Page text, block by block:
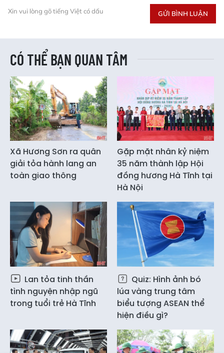
Xin vui lòng gõ tiếng Việt có dấu GỬI BÌNH LUẬN
CÓ THỂ BẠN QUAN TÂM
Xã Hương Sơn ra quân
giải tỏa hành lang an
toàn giao thông
Gặp mặt nhân kỷ niệm
35 năm thành lập Hội
đồng hương Hà Tĩnh tại
Hà Nội
Lan tỏa tinh thần
tình nguyện nhập ngũ
trong tuổi trẻ Hà Tĩnh
Quiz: Hình ảnh bó
lúa vàng trung tâm
biểu tượng ASEAN thể
hiện điều gì?